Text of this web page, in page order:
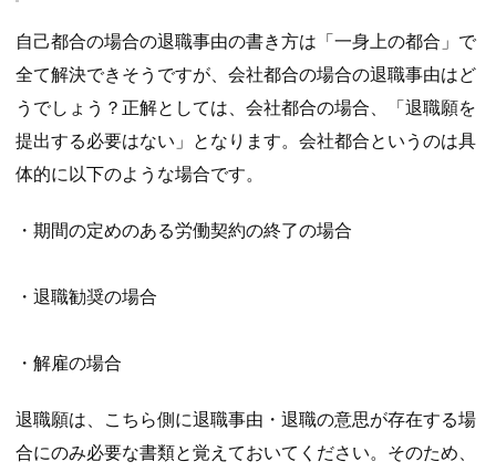
自己都合の場合の退職事由の書き方は「一身上の都合」で
全て解決できそうですが、会社都合の場合の退職事由はど
うでしょう？正解としては、会社都合の場合、「退職願を
提出する必要はない」となります。会社都合というのは具
体的に以下のような場合です。
・期間の定めのある労働契約の終了の場合
・退職勧奨の場合
・解雇の場合
退職願は、こちら側に退職事由・退職の意思が存在する場
合にのみ必要な書類と覚えておいてください。そのため、